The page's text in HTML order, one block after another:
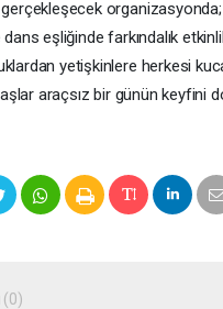
eşliğinde farkındalık
yetişkinlere herkesi
araçsız bir günün keyfini
(0)